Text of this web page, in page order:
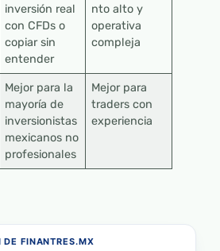
inversión real
con CFDs o
copiar sin
entender
nto alto y
operativa
compleja
Mejor para la
mayoría de
inversionistas
mexicanos no
profesionales
Mejor para
traders con
experiencia
DE FINANTRES.MX